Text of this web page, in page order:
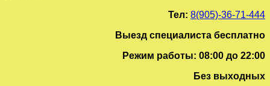
Тел: 8(905)-36-71-444
Выезд специалиста бесплатно
Режим работы: 08:00 до 22:00
Без выходных